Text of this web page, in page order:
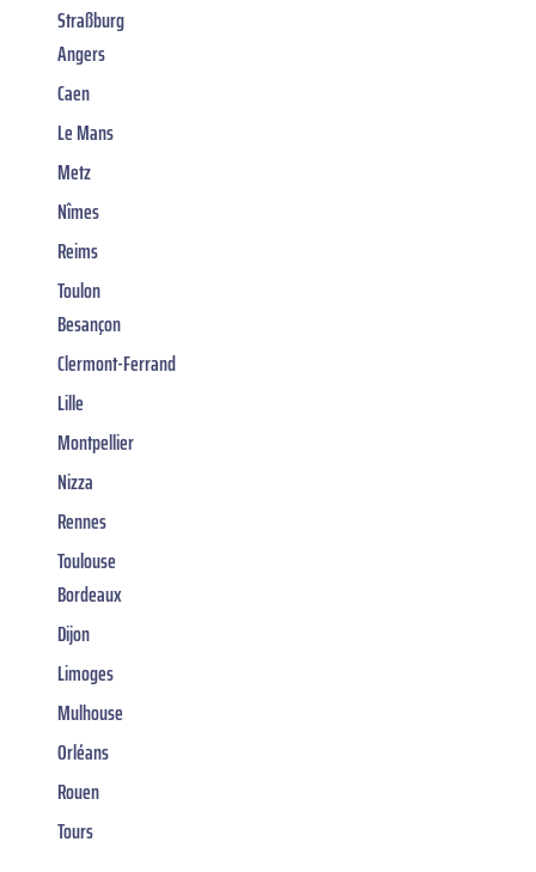
Straßburg
Angers
Caen
Le Mans
Metz
Nîmes
Reims
Toulon
Besançon
Clermont-Ferrand
Lille
Montpellier
Nizza
Rennes
Toulouse
Bordeaux
Dijon
Limoges
Mulhouse
Orléans
Rouen
Tours